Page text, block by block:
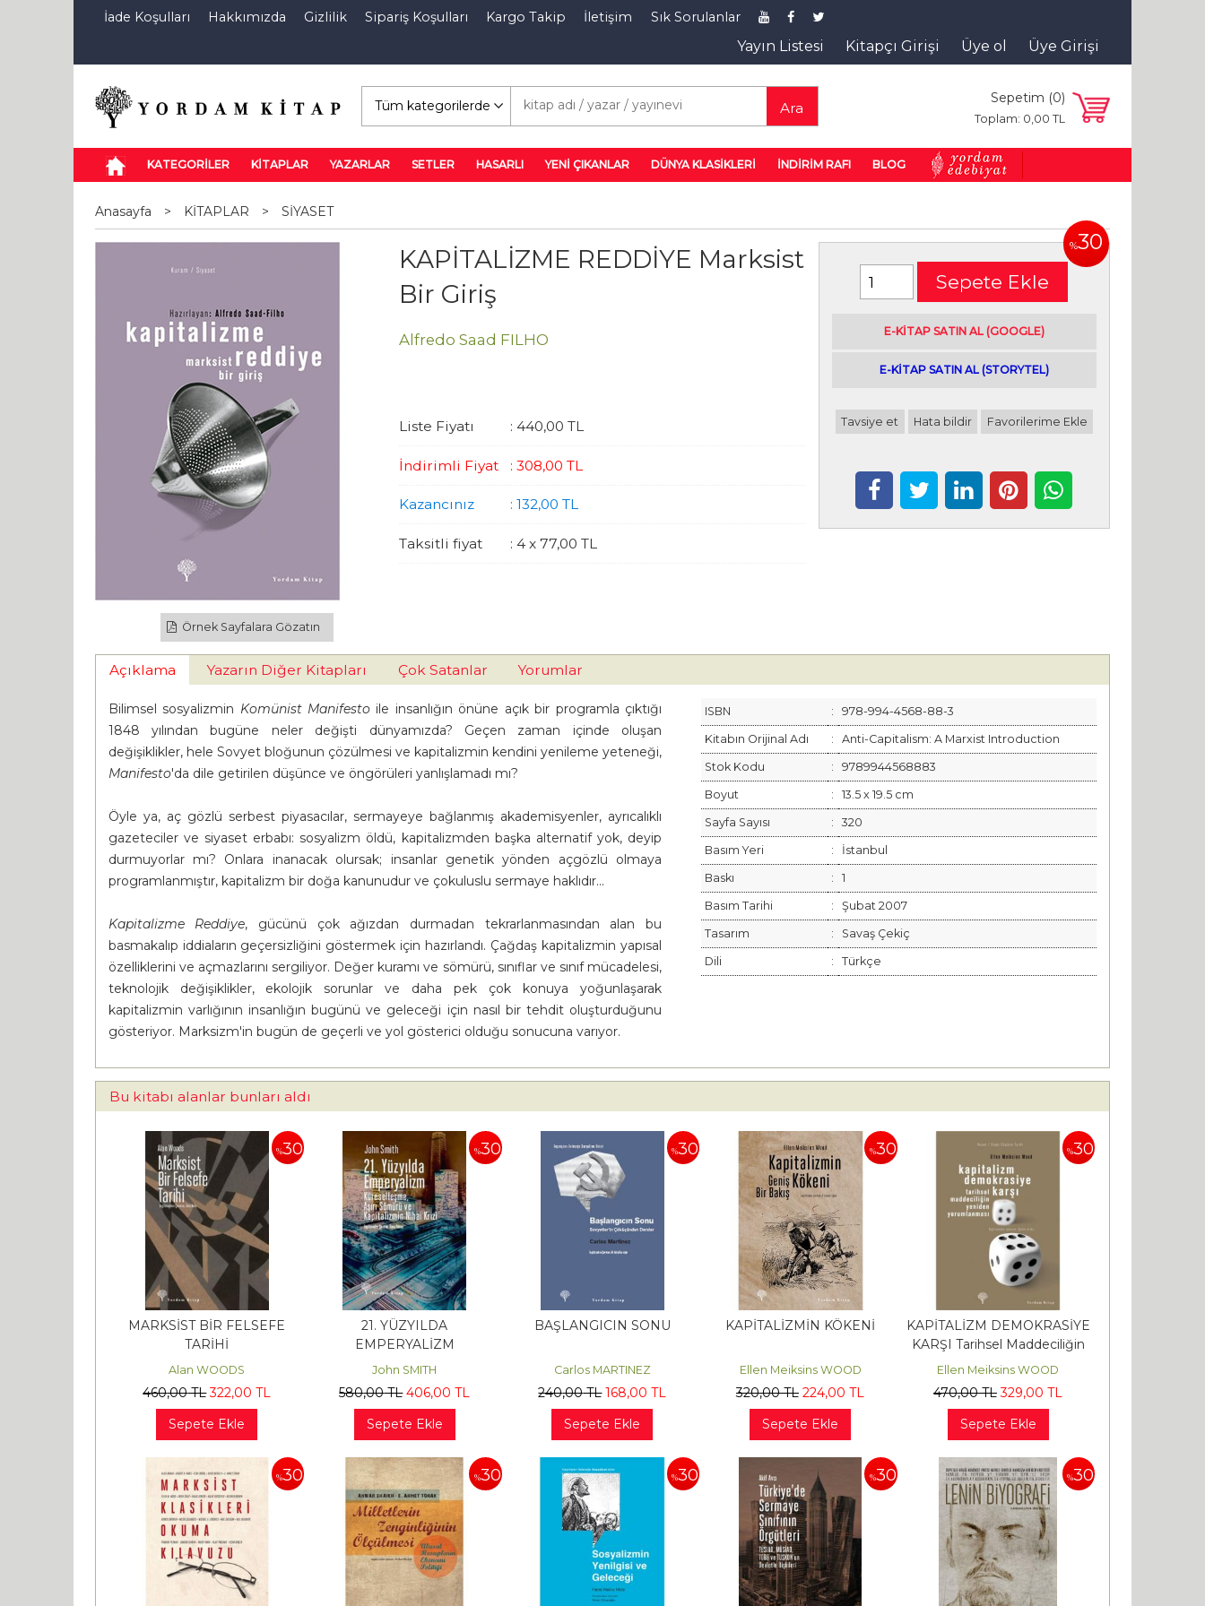
İade Koşulları Hakkımızda Gizlilik Sipariş Koşulları Kargo Takip İletişim Sık Sorulanlar
Yayın Listesi Kitapçı Girişi Üye ol Üye Girişi
Ara
Sepetim (0)
Toplam: 0,00 TL
KATEGORİLER KİTAPLAR YAZARLAR SETLER HASARLI YENİ ÇIKANLAR DÜNYA KLASİKLERİ İNDİRİM RAFI BLOG
Anasayfa > KİTAPLAR > SİYASET
Örnek Sayfalara Gözatın
KAPİTALİZME REDDİYE Marksist
Bir Giriş
Alfredo Saad FILHO
Liste Fiyatı :440,00 TL
İndirimli Fiyat :308,00 TL
Kazancınız :132,00 TL
Taksitli fiyat :4 x77,00 TL
%30
Sepete Ekle
E-KİTAP SATIN AL (GOOGLE)
E-KİTAP SATIN AL (STORYTEL)
Tavsiye et Hata bildir Favorilerime Ekle
Açıklama Yazarın Diğer Kitapları Çok Satanlar Yorumlar
Bilimsel sosyalizmin Komünist Manifestoile insanlığın önüne açık bir programla çıktığı
1848 yılından bugüne neler değişti dünyamızda? Geçen zaman içinde oluşan
değişiklikler, hele Sovyet bloğunun çözülmesi ve kapitalizmin kendini yenileme yeteneği,
Manifesto'da dile getirilen düşünce ve öngörüleri yanlışlamadı mı?
Öyle ya, aç gözlü serbest piyasacılar, sermayeye bağlanmış akademisyenler, ayrıcalıklı
gazeteciler ve siyaset erbabı: sosyalizm öldü, kapitalizmden başka alternatif yok, deyip
durmuyorlar mı? Onlara inanacak olursak; insanlar genetik yönden açgözlü olmaya
programlanmıştır, kapitalizm bir doğa kanunudur ve çokuluslu sermaye haklıdır...
Kapitalizme Reddiye, gücünü çok ağızdan durmadan tekrarlanmasından alan bu
basmakalıp iddiaların geçersizliğini göstermek için hazırlandı. Çağdaş kapitalizmin yapısal
özelliklerini ve açmazlarını sergiliyor. Değer kuramı ve sömürü, sınıflar ve sınıf mücadelesi,
teknolojik değişiklikler, ekolojik sorunlar ve daha pek çok konuya yoğunlaşarak
kapitalizmin varlığının insanlığın bugünü ve geleceği için nasıl bir tehdit oluşturduğunu
gösteriyor. Marksizm'in bugün de geçerli ve yol gösterici olduğu sonucuna varıyor.
ISBN : 978-994-4568-88-3
Kitabın Orijinal Adı : Anti-Capitalism: A Marxist Introduction
Stok Kodu : 9789944568883
Boyut : 13.5 x 19.5 cm
Sayfa Sayısı : 320
Basım Yeri : İstanbul
Baskı : 1
Basım Tarihi : Şubat 2007
Tasarım : Savaş Çekiç
Dili : Türkçe
Bu kitabı alanlar bunları aldı
%30
MARKSİST BİR FELSEFE
TARİHİ
Alan WOODS
460,00TL 322,00 TL
Sepete Ekle
%30
21. YÜZYILDA
EMPERYALİZM
John SMITH
580,00TL 406,00 TL
Sepete Ekle
%30
BAŞLANGICIN SONU
Carlos MARTINEZ
240,00TL 168,00 TL
Sepete Ekle
%30
KAPİTALİZMİN KÖKENİ
Ellen Meiksins WOOD
320,00TL 224,00 TL
Sepete Ekle
%30
KAPİTALİZM DEMOKRASİYE
KARŞI Tarihsel Maddeciliğin
Yeniden Yorumlanması
Ellen Meiksins WOOD
470,00TL 329,00 TL
Sepete Ekle
%30 %30 %30 %30 %30